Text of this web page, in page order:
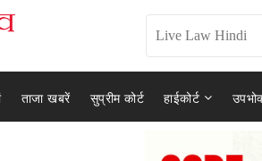
ताजा खबरें सुप्रीम कोर्ट हाईकोर्ट